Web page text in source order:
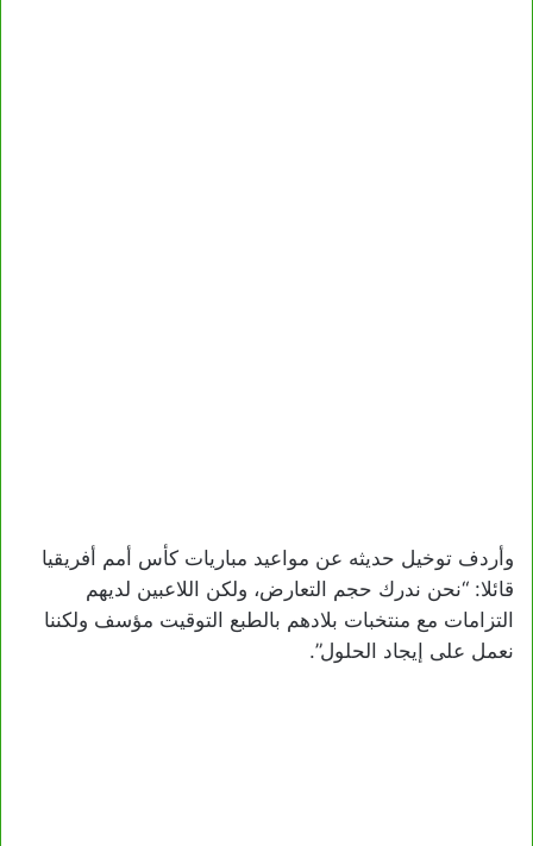
وأردف توخيل حديثه عن مواعيد مباريات كأس أمم أفريقيا
قائلا: “نحن ندرك حجم التعارض، ولكن اللاعبين لديهم
التزامات مع منتخبات بلادهم بالطبع التوقيت مؤسف ولكننا
نعمل على إيجاد الحلول”.